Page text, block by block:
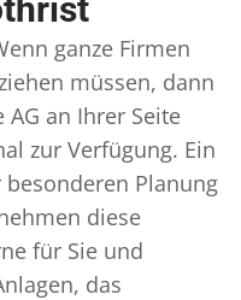
ganze Firmen
müssen, dann
an Ihrer Seite
zur Verfügung. Ein
Planung
diese
für Sie und
das